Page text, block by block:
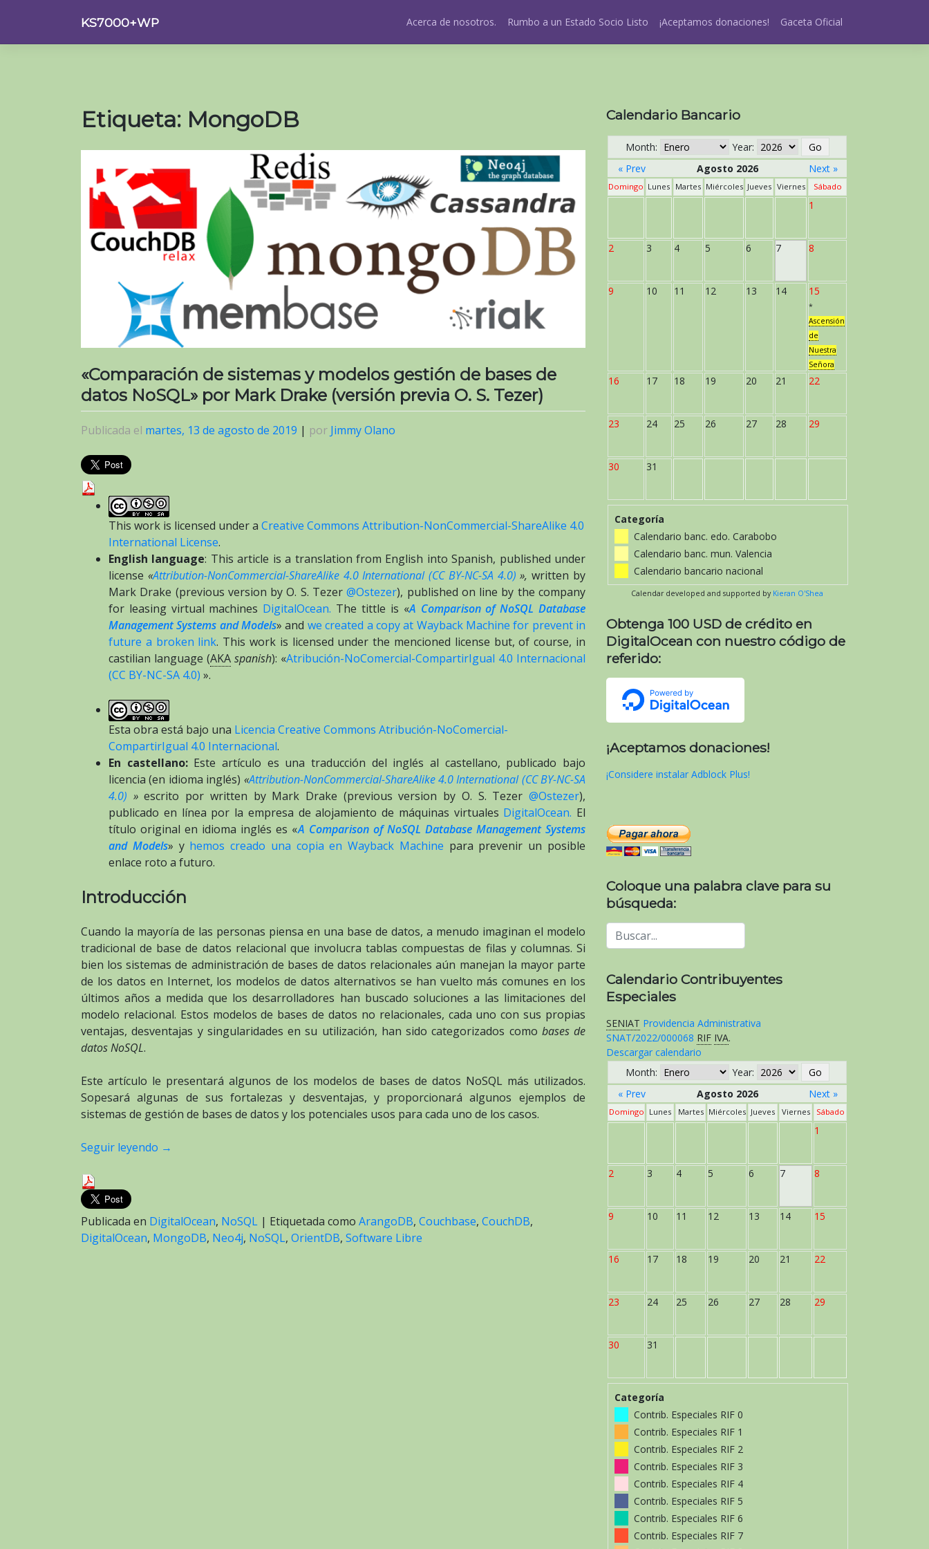
contenido
KS7000+WP Acerca de nosotros. Rumbo a un Estado Socio Listo ¡Aceptamos donaciones! Gaceta Oficial
Etiqueta: MongoDB
«Comparación de sistemas y modelos gestión de bases de
datos NoSQL» por Mark Drake (versión previa O. S. Tezer)
Publicada el martes, 13 de agosto de 2019 | por Jimmy Olano
This work is licensed under a Creative Commons Attribution-NonCommercial-ShareAlike 4.0
International License.
English language: This article is a translation from English into Spanish, published under
license «Attribution-NonCommercial-ShareAlike 4.0 International (CC BY-NC-SA 4.0) »,written by
Mark Drake (previous version by O. S. Tezer@Ostezer), published on line by the company
for leasing virtual machines DigitalOcean. The tittle is «A Comparison of NoSQL Database
Management Systems and Models» and we created a copy at Wayback Machine for prevent in
future a broken link. This work is licensed under the mencioned license but, of course, in
castilian language (AKA spanish): «Atribución-NoComercial-CompartirIgual 4.0 Internacional
(CC BY-NC-SA 4.0) ».
Esta obra está bajo una Licencia Creative Commons Atribución-NoComercial-
CompartirIgual 4.0 Internacional.
En castellano: Este artículo es una traducción del inglés al castellano, publicado bajo
licencia (en idioma inglés) «Attribution-NonCommercial-ShareAlike 4.0 International (CC BY-NC-SA
4.0) »escrito por written by Mark Drake (previous version by O. S. Tezer@Ostezer),
publicado en línea por la empresa de alojamiento de máquinas virtuales DigitalOcean. El
título original en idioma inglés es «A Comparison of NoSQL Database Management Systems
and Models» y hemos creado una copia en Wayback Machine para prevenir un posible
enlace roto a futuro.
Introducción
Cuando la mayoría de las personas piensa en una base de datos, a menudo imaginan el modelo
tradicional de base de datos relacional que involucra tablas compuestas de filas y columnas. Si
bien los sistemas de administración de bases de datos relacionales aún manejan la mayor parte
de los datos en Internet, los modelos de datos alternativos se han vuelto más comunes en los
últimos años a medida que los desarrolladores han buscado soluciones a las limitaciones del
modelo relacional. Estos modelos de bases de datos no relacionales, cada uno con sus propias
ventajas, desventajas y singularidades en su utilización, han sido categorizados como bases de
datos NoSQL.
Este artículo le presentará algunos de los modelos de bases de datos NoSQL más utilizados.
Sopesará algunas de sus fortalezas y desventajas, y proporcionará algunos ejemplos de
sistemas de gestión de bases de datos y los potenciales usos para cada uno de los casos.
Seguir leyendo →
Publicada en DigitalOcean, NoSQL | Etiquetada como ArangoDB, Couchbase, CouchDB,
DigitalOcean, MongoDB, Neo4j, NoSQL, OrientDB, Software Libre
Calendario Bancario
Month:
Year:
« Prev
Agosto 2026 Next »
Domingo Lunes Martes Miércoles Jueves Viernes Sábado
1
2 3 4 5 6 7 8
9 10 11 12 13 14 15
*
Ascensión
de
Nuestra
Señora
16 17 18 19 20 21 22
23 24 25 26 27 28 29
30 31
Categoría
Calendario banc. edo. Carabobo
Calendario banc. mun. Valencia
Calendario bancario nacional
Calendar developed and supported by Kieran O'Shea
Obtenga 100 USD de crédito en
DigitalOcean con nuestro código de
referido:
¡Aceptamos donaciones!
¡Considere instalar Adblock Plus!
Coloque una palabra clave para su
búsqueda:
Calendario Contribuyentes
Especiales
SENIAT Providencia Administrativa
SNAT/2022/000068 RIF IVA.
Descargar calendario
Month:
Year:
« Prev
Agosto 2026 Next »
Domingo Lunes Martes Miércoles Jueves Viernes Sábado
1
2 3 4 5 6 7 8
9 10 11 12 13 14 15
16 17 18 19 20 21 22
23 24 25 26 27 28 29
30 31
Categoría
Contrib. Especiales RIF 0
Contrib. Especiales RIF 1
Contrib. Especiales RIF 2
Contrib. Especiales RIF 3
Contrib. Especiales RIF 4
Contrib. Especiales RIF 5
Contrib. Especiales RIF 6
Contrib. Especiales RIF 7